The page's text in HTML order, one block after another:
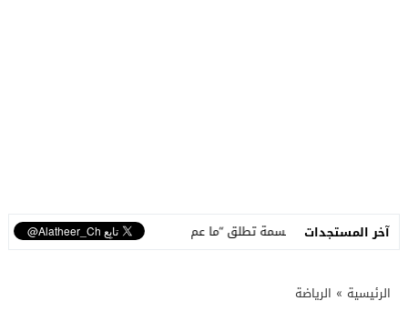
آخر المستجداتنسمة تطلق “ما عم بنساك”.. أغنية مصوّرة تحوّل وجع الفراق إلى
الرئيسية » الرياضة